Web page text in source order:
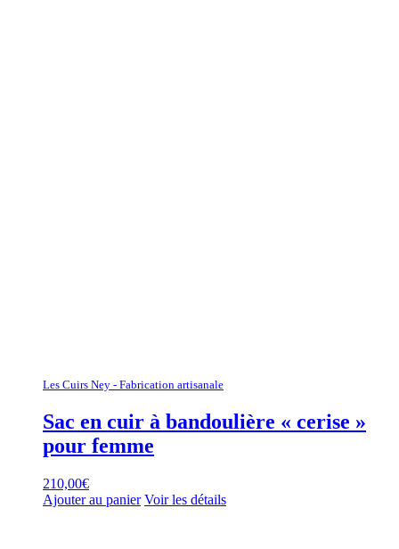
Les Cuirs Ney - Fabrication artisanale
Sac en cuir à bandoulière « cerise »
pour femme
210,00€
Ajouter au panier Voir les détails